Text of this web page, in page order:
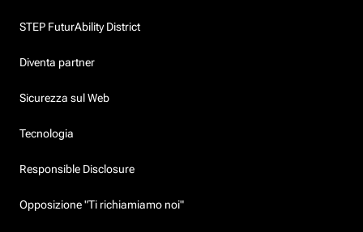
STEP FuturAbility District
Diventa partner
Sicurezza sul Web
Tecnologia
Responsible Disclosure
Opposizione "Ti richiamiamo noi"